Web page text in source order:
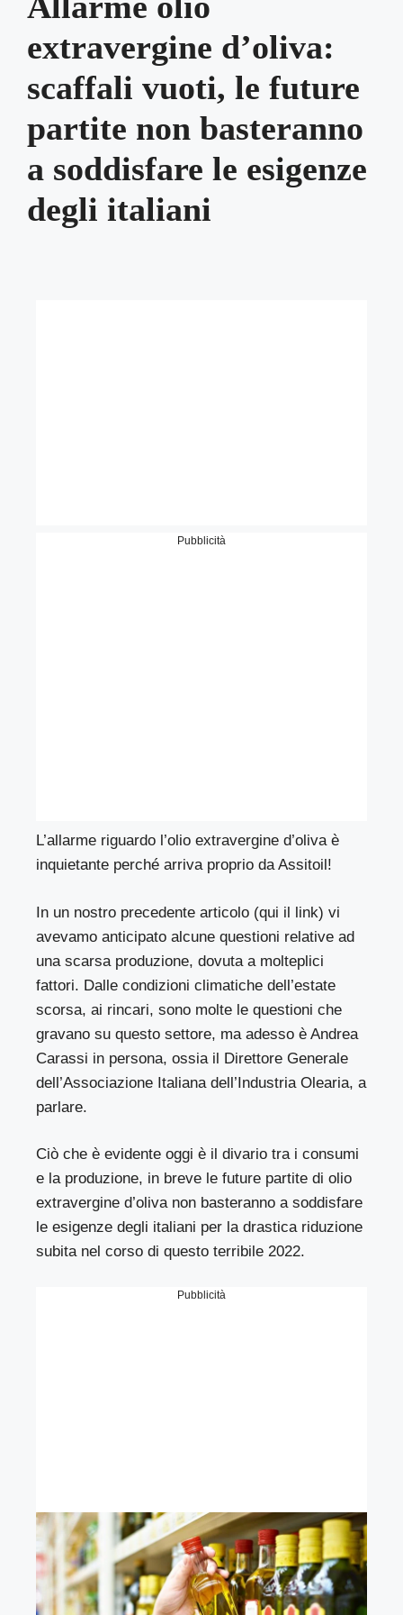
extravergine d’oliva:
scaffali vuoti, le future
partite non basteranno
a soddisfare le esigenze
degli italiani
Pubblicità
L’allarme riguardo l’olio extravergine d’oliva è
inquietante perché arriva proprio daAssitoil!
In un nostro precedente articolo (qui il link) vi
avevamo anticipato alcune questioni relative ad
una scarsa produzione, dovuta a molteplici
fattori. Dalle condizioni climatiche dell’estate
scorsa, ai rincari, sono molte le questioni che
gravano su questo settore, ma adesso è Andrea
Carassi in persona, ossia il Direttore Generale
dell’Associazione Italiana dell’Industria Olearia, a
parlare.
Ciò che è evidente oggi è il divario tra i consumi
e la produzione, in breve le future partite di olio
extravergine d’oliva non basteranno a soddisfare
le esigenze degli italiani per la drastica riduzione
subita nel corso di questo terribile 2022.
Pubblicità